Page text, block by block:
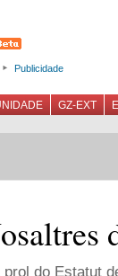
Publicidade
GZ-EXT
do Estatut